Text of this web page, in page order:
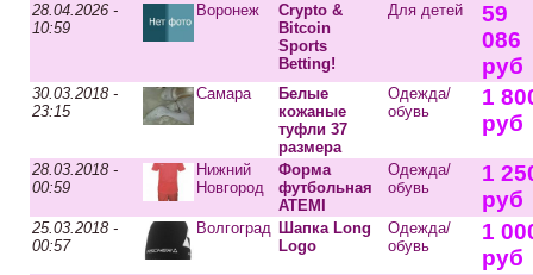
28.04.2026 -
10:59
Воронеж
Crypto &
Bitcoin
Sports
Betting!
Для детей
59
086
руб
30.03.2018 -
23:15
Самара
Белые
кожаные
туфли 37
размера
Одежда/
обувь
1
руб
28.03.2018 -
00:59
Нижний
Новгород
Форма
футбольная
ATEMI
Одежда/
обувь
1
руб
25.03.2018 -
00:57
Волгоград Шапка Long
Logo
Одежда/
обувь
1
руб